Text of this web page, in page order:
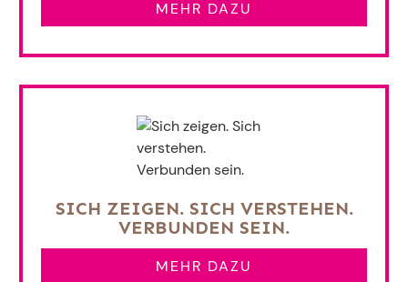
MEHR DAZU
SICH ZEIGEN. SICH VERSTEHEN.
VERBUNDEN SEIN.
MEHR DAZU